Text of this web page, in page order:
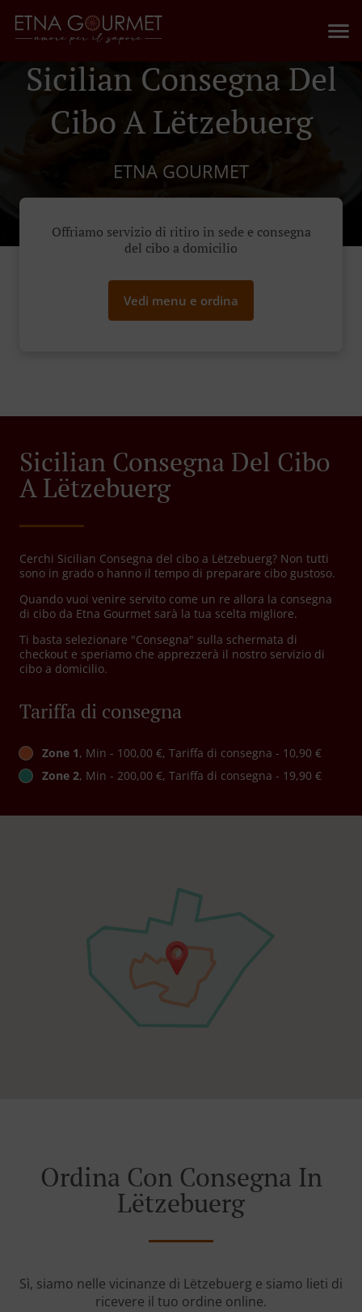
Sicilian Consegna Del
Cibo A Lëtzebuerg
ETNA GOURMET
Offriamo servizio di ritiro in sede e consegna
del cibo a domicilio
Vedi menu e ordina
Sicilian Consegna Del Cibo
A Lëtzebuerg
Cerchi Sicilian Consegna del cibo a Lëtzebuerg? Non tutti
sono in grado o hanno il tempo di preparare cibo gustoso.
Quando vuoi venire servito come un re allora la consegna
di cibo da Etna Gourmet sarà la tua scelta migliore.
Ti basta selezionare "Consegna" sulla schermata di
checkout e speriamo che apprezzerà il nostro servizio di
cibo a domicilio.
Tariffa di consegna
Zone 1, Min - 100,00 €, Tariffa di consegna - 10,90 €
Zone 2, Min - 200,00 €, Tariffa di consegna - 19,90 €
Ordina Con Consegna In
Lëtzebuerg
Sì, siamo nelle vicinanze di Lëtzebuerg e siamo lieti di
ricevere il tuo ordine online.